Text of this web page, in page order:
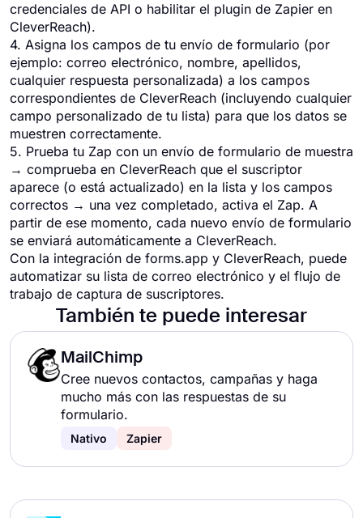
credenciales de API o habilitar el plugin de Zapier en
CleverReach).
4. Asigna los campos de tu envío de formulario (por
ejemplo: correo electrónico, nombre, apellidos,
cualquier respuesta personalizada) a los campos
correspondientes de CleverReach (incluyendo cualquier
campo personalizado de tu lista) para que los datos se
muestren correctamente.
5. Prueba tu Zap con un envío de formulario de muestra
→ comprueba en CleverReach que el suscriptor
aparece (o está actualizado) en la lista y los campos
correctos → una vez completado, activa el Zap. A
partir de ese momento, cada nuevo envío de formulario
se enviará automáticamente a CleverReach.
Con la integración de forms.app y CleverReach, puede
automatizar su lista de correo electrónico y el flujo de
trabajo de captura de suscriptores.
También te puede interesar
MailChimp
Cree nuevos contactos, campañas y haga
mucho más con las respuestas de su
formulario.
Nativo Zapier